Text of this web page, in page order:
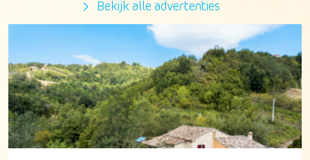
Bekijk alle advertenties